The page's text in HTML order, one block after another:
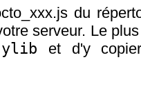
du
serveur. Le
ylib et d'y